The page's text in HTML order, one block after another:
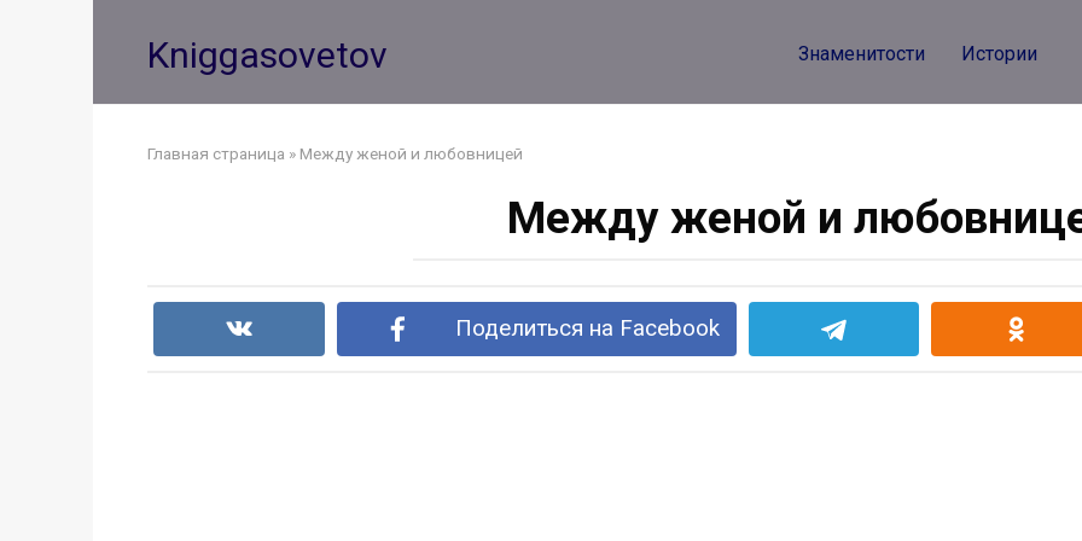
Kniggasovetov Знаменитости Истории
Главная страница » Между женой и любовницей
Между женой и
Поделиться на Facebook